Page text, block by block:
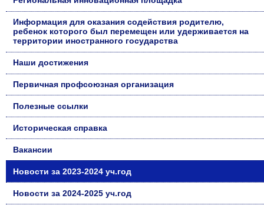
Информация для оказания содействия родителю,
ребенок которого был перемещен или удерживается на
территории иностранного государства
Наши достижения
Первичная профсоюзная организация
Полезные ссылки
Историческая справка
Вакансии
Новости за 2023-2024 уч.год
Новости за 2024-2025 уч.год